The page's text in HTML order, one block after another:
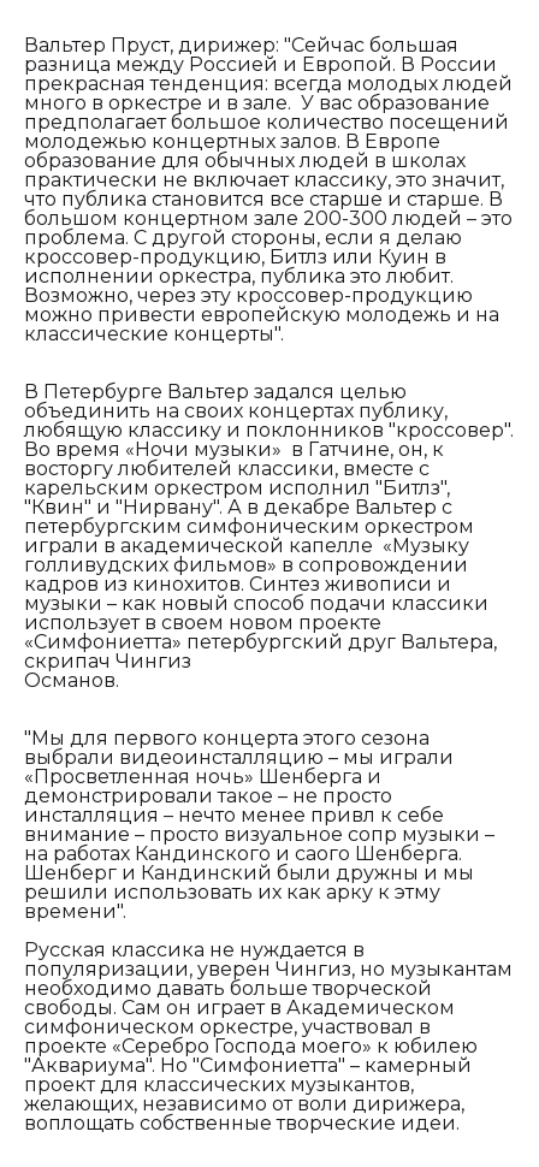
Вальтер Пруст, дирижер: "Сейчас большая
разница между Россией и Европой. В России
прекрасная тенденция: всегда молодых людей
много в оркестре и в зале. У вас образование
предполагает большое количество посещений
молодежью концертных залов. В Европе
образование для обычных людей в школах
практически не включает классику, это значит,
что публика становится все старше и старше. В
большом концертном зале 200-300 людей – это
проблема. С другой стороны, если я делаю
кроссовер-продукцию, Битлз или Куин в
исполнении оркестра, публика это любит.
Возможно, через эту кроссовер-продукцию
можно привести европейскую молодежь и на
классические концерты".
В Петербурге Вальтер задался целью
объединить на своих концертах публику,
любящую классику и поклонников "кроссовер".
Во время «Ночи музыки» в Гатчине, он, к
восторгу любителей классики, вместе с
карельским оркестром исполнил "Битлз",
"Квин" и "Нирвану". А в декабре Вальтер с
петербургским симфоническим оркестром
играли в академической капелле «Музыку
голливудских фильмов» в сопровождении
кадров из кинохитов. Синтез живописи и
музыки – как новый способ подачи классики
использует в своем новом проекте
«Симфониетта» петербургский друг Вальтера,
скрипач Чингиз
Османов.
"Мы для первого концерта этого сезона
выбрали видеоинсталляцию – мы играли
«Просветленная ночь» Шенберга и
демонстрировали такое – не просто
инсталляция – нечто менее привл к себе
внимание – просто визуальное сопр музыки –
на работах Кандинского и саого Шенберга.
Шенберг и Кандинский были дружны и мы
решили использовать их как арку к этму
времени".
Русская классика не нуждается в
популяризации, уверен Чингиз, но музыкантам
необходимо давать больше творческой
свободы. Сам он играет в Академическом
симфоническом оркестре, участвовал в
проекте «Серебро Господа моего» к юбилею
"Аквариума". Но "Симфониетта" – камерный
проект для классических музыкантов,
желающих, независимо от воли дирижера,
воплощать собственные творческие идеи.